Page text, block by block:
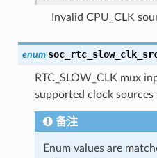
Invalid CPU_CLK
enum
RTC_SLOW_CLK mux
supported clock sources
备注
Enum values are